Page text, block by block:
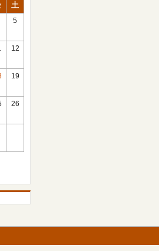
土
5
12
19
26